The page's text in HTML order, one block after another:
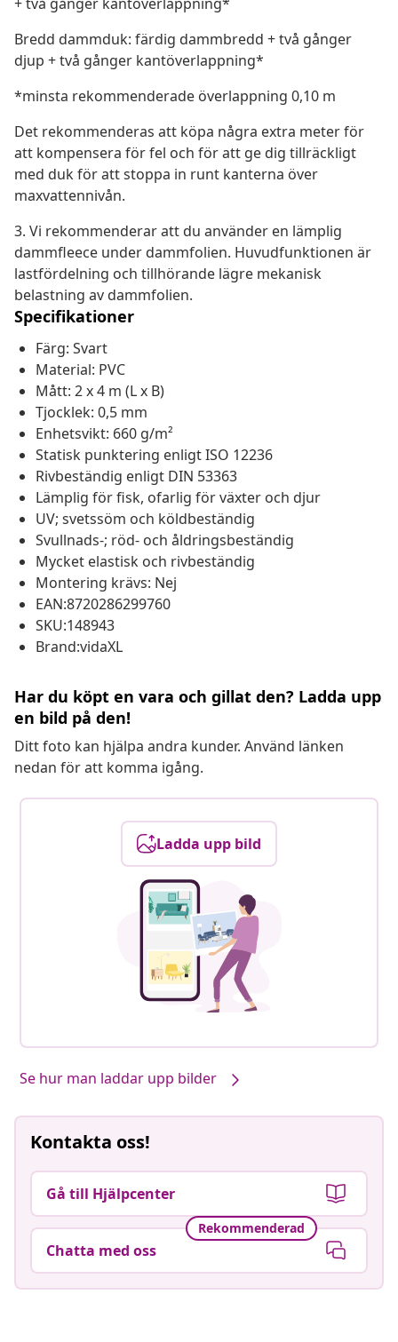
Bredd dammduk: färdig dammbredd + två gånger
djup + två gånger kantöverlappning*
*minsta rekommenderade överlappning 0,10 m
Det rekommenderas att köpa några extra meter för
att kompensera för fel och för att ge dig tillräckligt
med duk för att stoppa in runt kanterna över
maxvattennivån.
3. Vi rekommenderar att du använder en lämplig
dammfleece under dammfolien. Huvudfunktionen är
lastfördelning och tillhörande lägre mekanisk
belastning av dammfolien.
Specifikationer
Färg: Svart
Material: PVC
Mått: 2 x 4 m (L x B)
Tjocklek: 0,5 mm
Enhetsvikt: 660 g/m²
Statisk punktering enligt ISO 12236
Rivbeständig enligt DIN 53363
Lämplig för fisk, ofarlig för växter och djur
UV; svetssöm och köldbeständig
Svullnads-; röd- och åldringsbeständig
Mycket elastisk och rivbeständig
Montering krävs: Nej
EAN:8720286299760
SKU:148943
Brand:vidaXL
Har du köpt en vara och gillat den? Ladda upp
en bild på den!
Ditt foto kan hjälpa andra kunder. Använd länken
nedan för att komma igång.
Ladda upp bild
Se hur man laddar upp bilder
Kontakta oss!
Gå till Hjälpcenter
Rekommenderad
Chatta med oss